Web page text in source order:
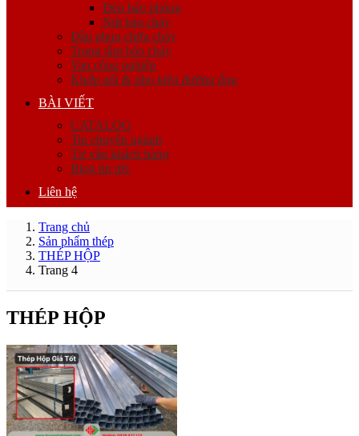
Đèn báo phòng
Nút báo cháy
Đầu phun chữa cháy
Trung tâm báo cháy
Van công nghiệp
Khớp nối & phụ kiện đường ống
BÀI VIẾT
CATALOG
Tin chuyên ngành
Tư vấn khách hàng
Blog tin tức
Liên hệ
Trang chủ
Sản phẩm thép
THÉP HỘP
Trang 4
THÉP HỘP